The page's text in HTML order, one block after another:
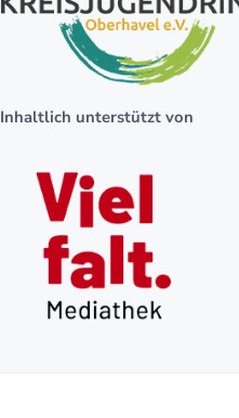
Inhaltlich unterstützt von